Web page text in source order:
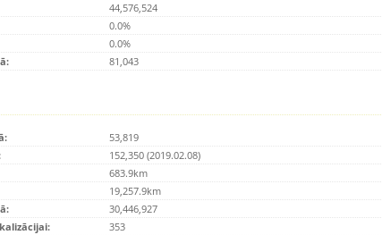
44,576,524
0.0%
0.0%
81,043
53,819
152,350 (2019.02.08)
683.9km
19,257.9km
30,446,927
353